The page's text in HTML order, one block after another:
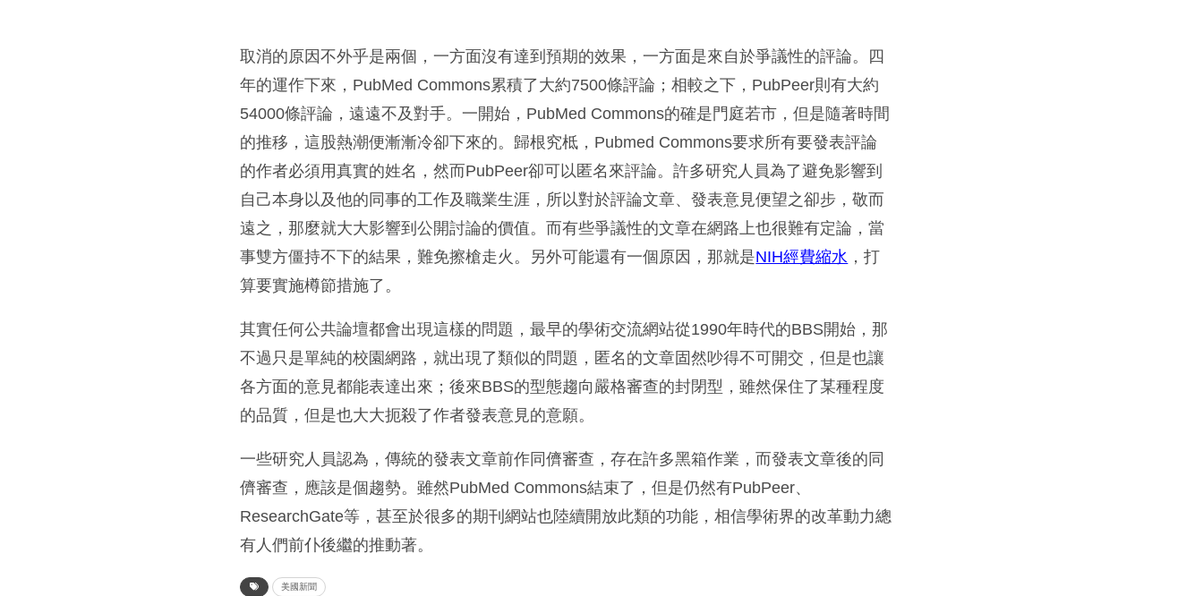
取消的原因不外乎是兩個，一方面沒有達到預期的效果，一方面是來自於爭議性的評論。四
年的運作下來，PubMed Commons累積了大約7500條評論；相較之下，PubPeer則有大約
54000條評論，遠遠不及對手。一開始，PubMed Commons的確是門庭若市，但是隨著時間
的推移，這股熱潮便漸漸冷卻下來的。歸根究柢，Pubmed Commons要求所有要發表評論
的作者必須用真實的姓名，然而PubPeer卻可以匿名來評論。許多研究人員為了避免影響到
自己本身以及他的同事的工作及職業生涯，所以對於評論文章、發表意見便望之卻步，敬而
遠之，那麼就大大影響到公開討論的價值。而有些爭議性的文章在網路上也很難有定論，當
事雙方僵持不下的結果，難免擦槍走火。另外可能還有一個原因，那就是NIH經費縮水 ，打
算要實施樽節措施了。
其實任何公共論壇都會出現這樣的問題，最早的學術交流網站從1990年時代的BBS開始，那
不過只是單純的校園網路，就出現了類似的問題，匿名的文章固然吵得不可開交，但是也讓
各方面的意見都能表達出來；後來BBS的型態趨向嚴格審查的封閉型，雖然保住了某種程度
的品質，但是也大大扼殺了作者發表意見的意願。
一些研究人員認為，傳統的發表文章前作同儕審查，存在許多黑箱作業，而發表文章後的同
儕審查，應該是個趨勢。雖然PubMed Commons結束了，但是仍然有PubPeer、
ResearchGate等，甚至於很多的期刊網站也陸續開放此類的功能，相信學術界的改革動力總
有人們前仆後繼的推動著。
美國新聞